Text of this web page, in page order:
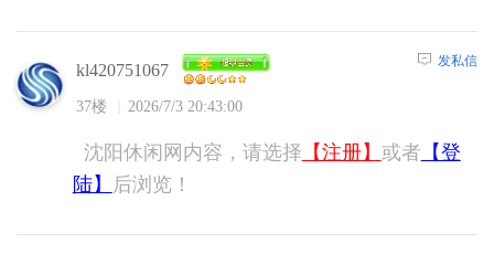
kl420751067
37楼 2026/7/3 20:43:00
发私信
沈阳休闲网内容，请选择 【注册】 或者 【登
陆】
后浏览！